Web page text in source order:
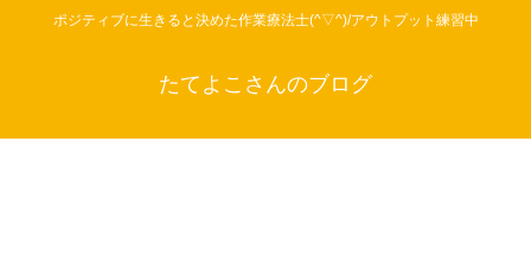
ポジティブに生きると決めた作業療法士(^▽^)/アウトプット練習中
たてよこさんのブログ